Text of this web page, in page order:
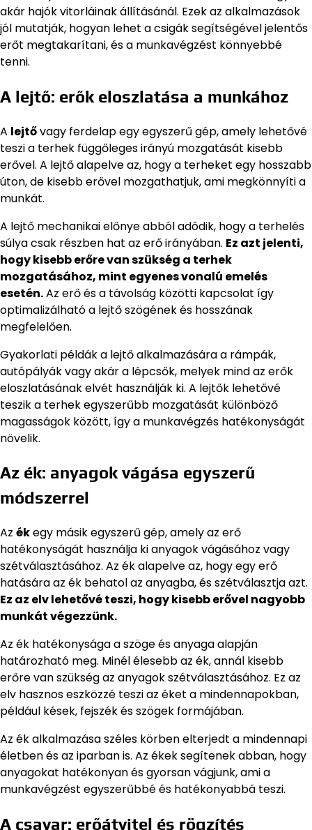
akár hajók vitorláinak állításánál. Ezek az alkalmazások
jól mutatják, hogyan lehet a csigák segítségével jelentős
erőt megtakarítani, és a munkavégzést könnyebbé
tenni.
A lejtő: erők eloszlatása a munkához
A lejtővagy ferdelap egy egyszerű gép, amely lehetővé
teszi a terhek függőleges irányú mozgatását kisebb
erővel. A lejtő alapelve az, hogy a terheket egy hosszabb
úton, de kisebb erővel mozgathatjuk, ami megkönnyíti a
munkát.
A lejtő mechanikai előnye abból adódik, hogy a terhelés
súlya csak részben hat az erő irányában. Ez azt jelenti,
hogy kisebb erőre van szükség a terhek
mozgatásához, mint egyenes vonalú emelés
esetén.Az erő és a távolság közötti kapcsolat így
optimalizálható a lejtő szögének és hosszának
megfelelően.
Gyakorlati példák a lejtő alkalmazására a rámpák,
autópályák vagy akár a lépcsők, melyek mind az erők
eloszlatásának elvét használják ki. A lejtők lehetővé
teszik a terhek egyszerűbb mozgatását különböző
magasságok között, így a munkavégzés hatékonyságát
növelik.
Az ék: anyagok vágása egyszerű
módszerrel
Az ékegy másik egyszerű gép, amely az erő
hatékonyságát használja ki anyagok vágásához vagy
szétválasztásához. Az ék alapelve az, hogy egy erő
hatására az ék behatol az anyagba, és szétválasztja azt.
Ez az elv lehetővé teszi, hogy kisebb erővel nagyobb
munkát végezzünk.
Az ék hatékonysága a szöge és anyaga alapján
határozható meg. Minél élesebb az ék, annál kisebb
erőre van szükség az anyagok szétválasztásához. Ez az
elv hasznos eszközzé teszi az éket a mindennapokban,
például kések, fejszék és szögek formájában.
Az ék alkalmazása széles körben elterjedt a mindennapi
életben és az iparban is. Az ékek segítenek abban, hogy
anyagokat hatékonyan és gyorsan vágjunk, ami a
munkavégzést egyszerűbbé és hatékonyabbá teszi.
A csavar: erőátvitel és rögzítés